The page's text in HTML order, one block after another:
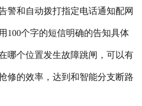
新闻动态
行业动态
客户服务
警和自动拨打指定电话通知配网
100个字的短信明确的告知具体
哪个位置发生故障跳闸，可以有
修的效率，达到和智能分支断路